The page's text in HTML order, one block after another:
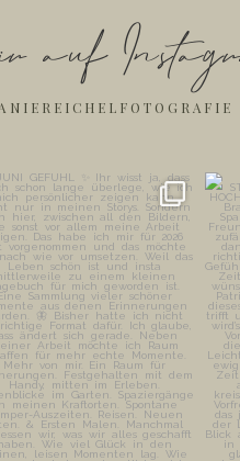
auf
JUNI GEFÜHL ✨
wisst ja, dass ich schon...
149 26